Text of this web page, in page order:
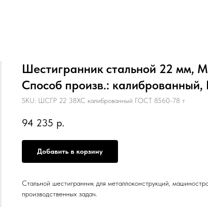
Шестигранник стальной 22 мм,
Способ произв.:
SKU: ШСГР 22 38ХС калиброванный ГОСТ 8560-78 т
94 235 р.
Добавить в корзину
Стальной шестигранник для металлоконструкций,
производственных задач.